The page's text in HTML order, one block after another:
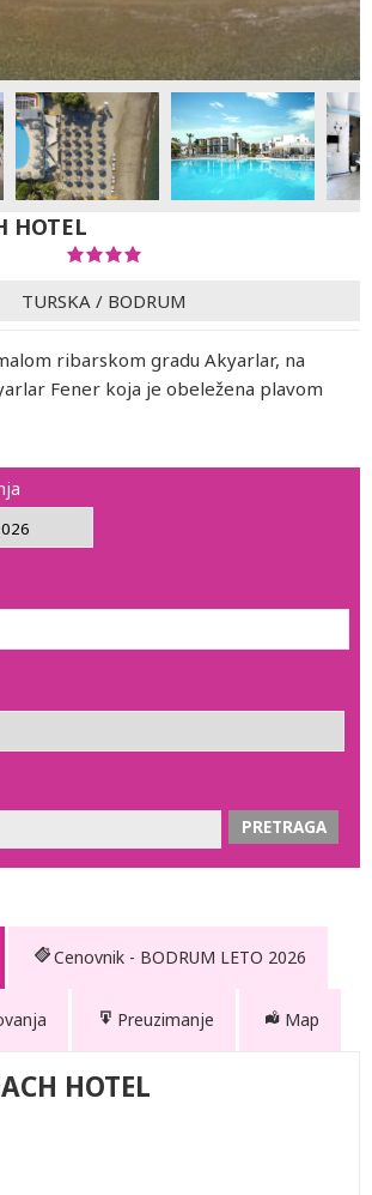
HOTEL
TURSKA / BODRUM
ribarskom gradu Akyarlar, na
Fener koja je obeležena plavom
Cenovnik - BODRUM LETO 2026
Preuzimanje Map
HOTEL